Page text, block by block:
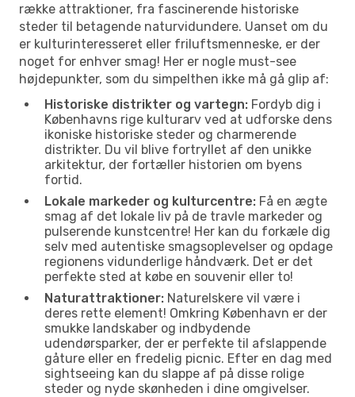
række attraktioner, fra fascinerende historiske
steder til betagende naturvidundere. Uanset om du
er kulturinteresseret eller friluftsmenneske, er der
noget for enhver smag! Her er nogle must-see
højdepunkter, som du simpelthen ikke må gå glip af:
Historiske distrikter og vartegn: Fordyb dig i
Københavns rige kulturarv ved at udforske dens
ikoniske historiske steder og charmerende
distrikter. Du vil blive fortryllet af den unikke
arkitektur, der fortæller historien om byens
fortid.
Lokale markeder og kulturcentre: Få en ægte
smag af det lokale liv på de travle markeder og
pulserende kunstcentre! Her kan du forkæle dig
selv med autentiske smagsoplevelser og opdage
regionens vidunderlige håndværk. Det er det
perfekte sted at købe en souvenir eller to!
Naturattraktioner: Naturelskere vil være i
deres rette element! Omkring København er der
smukke landskaber og indbydende
udendørsparker, der er perfekte til afslappende
gåture eller en fredelig picnic. Efter en dag med
sightseeing kan du slappe af på disse rolige
steder og nyde skønheden i dine omgivelser.